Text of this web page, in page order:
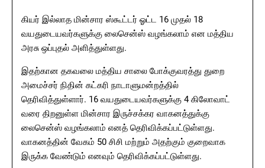
கியர் இல்லாத மின்சார ஸ்கூட்டர் ஓட்ட 16 முதல் 18
வயதுடையவர்களுக்கு லைசென்ஸ் வழங்கலாம் என மத்திய
அரசு ஒப்புதல் அளித்துள்ளது.
இதற்கான தகவலை மத்திய சாலை போக்குவரத்து துறை
அமைச்சர் நிதின் கட்கரி நாடாளுமன்றத்தில்
தெரிவித்துள்ளார். 16 வயதுடையவர்களுக்கு 4 கிலோவாட்
வரை திறனுள்ள மின்சார இருச்சக்கர வாகனத்துக்கு
லைசென்ஸ் வழங்கலாம் எனத் தெரிவிக்கப்பட்டுள்ளது.
வாகனத்தின் வேகம் 50 சிசி மற்றும் அதற்கும் குறைவாக
இருக்க வேண்டும் எனவும் தெரிவிக்கப்பட்டுள்ளது.